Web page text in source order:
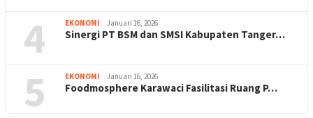
4 EKONOMI Januari 16, 2026
Sinergi PT BSM dan SMSI Kabupaten Tanger…
5 EKONOMI Januari 16, 2026
Foodmosphere Karawaci Fasilitasi Ruang P…